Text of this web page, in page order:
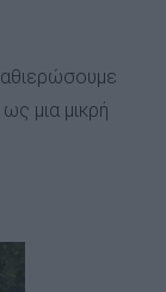
μια μικρή